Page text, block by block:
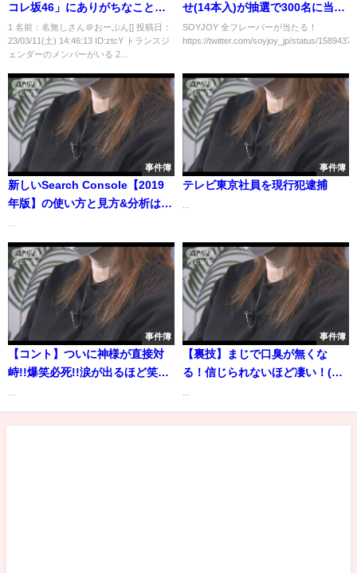
コレ坂46」にありがちなことｗ
ｗｗｗｗｗ
1 名前：名無しさん＠おーぷん[] 投稿日：
23/03/11(土) 14:46:13 ID:ztcY トランスジ
ェンダーのメンバーがいる 2...
せ(14本入)が抽選で300名に当た
る！11/20まで
SOYJOY 全フレーバーが当たる！
https://twitter.com/soyjoy_jp/status/
事件簿
新しいSearch Console【2019
年版】の使い方と見方&分析はコ
事件簿
テレビ東京社員を現行犯逮捕
事件簿
【コント】ついに神様が直接対
峙!!爆笑必死!!涙が出るほど笑い
事件簿
【裏技】まじで口臭が無くな
る！信じられないほど凄い！(タ